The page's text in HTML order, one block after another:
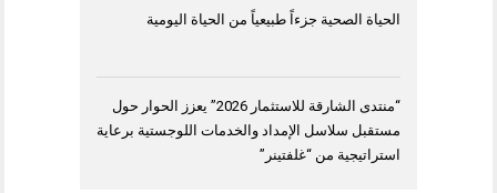
الحياة الصحية جزءاً طبيعياً من الحياة اليومية
“منتدى الشارقة للاستثمار 2026” يعزز الحوار حول
مستقبل سلاسل الإمداد والخدمات اللوجستية برعاية
استراتيجية من “غلفتينر”